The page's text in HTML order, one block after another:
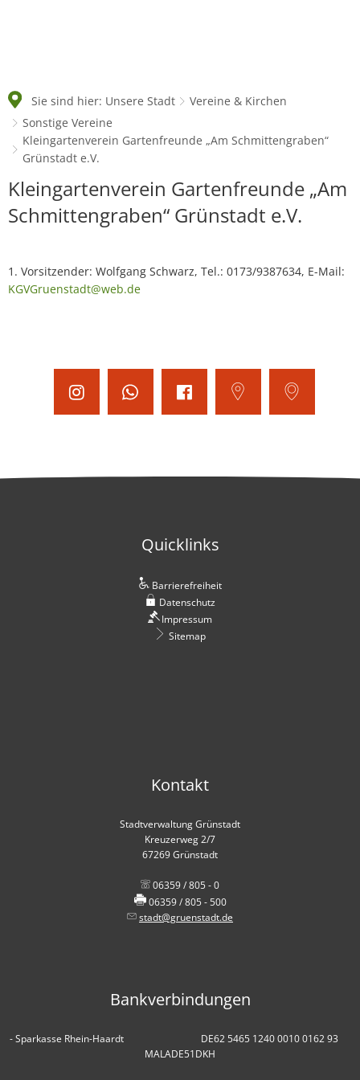
Sie sind hier: Unsere Stadt
Vereine & Kirchen
Sonstige Vereine
Kleingartenverein Gartenfreunde „Am Schmittengraben“
Grünstadt e.V.
Kleingartenverein
Gartenfreunde
Schmittengraben“
Grünstadt
Kleingartenverein Gartenfreunde „Am
Schmittengraben“ Grünstadt e.V.
1. Vorsitzender: Wolfgang Schwarz, Tel.: 0173/9387634, E-Mail:
KGVGruenstadt@web.de
Quicklinks
Barrierefreiheit
Datenschutz
Impressum
Sitemap
Kontakt
Stadtverwaltung Grünstadt
Kreuzerweg 2/7
67269 Grünstadt
06359 / 805 - 0
06359 / 805 - 500
stadt@gruenstadt.de
Bankverbindungen
- Sparkasse Rhein-Haardt DE62 5465 1240 0010 0162 93
MALADE51DKH